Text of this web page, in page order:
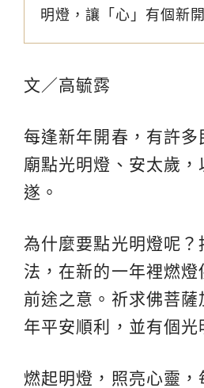
明燈，讓「心」有個新開
文／高毓霠
每逢新年開春，有許多
廟點光明燈、安太歲，
遂。
為什麼要點光明燈呢？
法，在新的一年裡燃燈
前途之意。祈求佛菩
年平安順利，並有個光
燃起明燈，照亮心靈，